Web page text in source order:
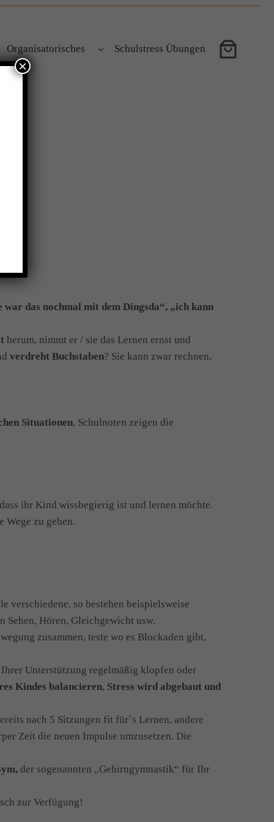
Organisatorisches Schulstress Übungen
war das nochmal mit dem Dingsda“, „ich kann
herum, nimmt er / sie das Lernen ernst und
verdreht Buchstaben? Sie kann zwar rechnen,
Situationen, Schulnoten zeigen die
ihr Kind wissbegierig ist und lernen möchte.
Wege zu gehen.
verschiedene, so bestehen beispielsweise
Sehen, Hören, Gleichgewicht usw.
zusammen, teste wo es Blockaden gibt,
Unterstützung regelmäßig klopfen oder
Kindes balancieren, Stress wird abgebaut und
nach 5 Sitzungen fit für´s Lernen, andere
Zeit die neuen Impulse umzusetzen. Die
der sogenannten „Gehirngymnastik“ für Ihr
zur Verfügung!
×